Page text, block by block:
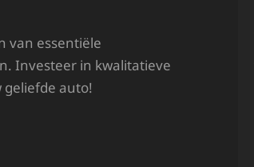
van essentiële
Investeer in kwalitatieve
auto!